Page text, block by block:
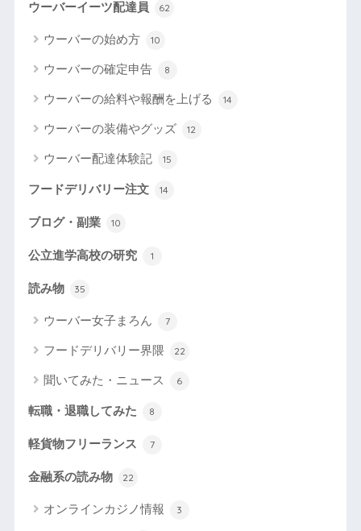
ウーバーイーツ配達員 62
ウーバーの始め方 10
ウーバーの確定申告 8
ウーバーの給料や報酬を上げる 14
ウーバーの装備やグッズ 12
ウーバー配達体験記 15
フードデリバリー注文 14
ブログ・副業 10
公立進学高校の研究 1
読み物 35
ウーバー女子まろん 7
フードデリバリー界隈 22
聞いてみた・ニュース 6
転職・退職してみた 8
軽貨物フリーランス 7
金融系の読み物 22
オンラインカジノ情報 3